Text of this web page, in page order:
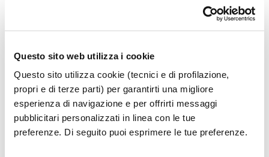
Questo sito web utilizza i cookie
Questo sito utilizza cookie (tecnici e di profilazione,
propri e di terze parti) per garantirti una migliore
esperienza di navigazione e per offrirti messaggi
pubblicitari personalizzati in linea con le tue
preferenze. Di seguito puoi esprimere le tue preferenze.